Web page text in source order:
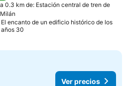
a 0.3 km de: Estación central de tren de
Milán
El encanto de un edificio histórico de los
años 30
Ver precios